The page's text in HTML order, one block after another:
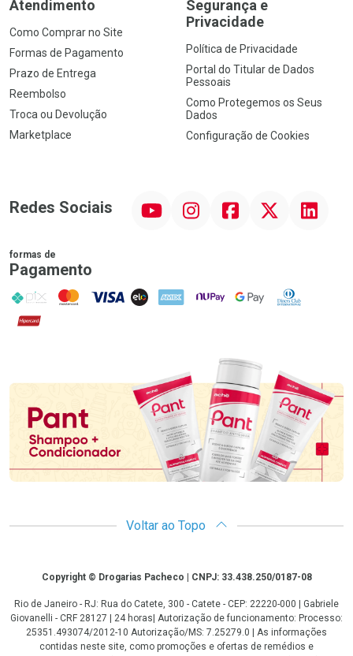
Atendimento
Como Comprar no Site
Formas de Pagamento
Prazo de Entrega
Reembolso
Troca ou Devolução
Marketplace
Segurança e
Privacidade
Política de Privacidade
Portal do Titular de Dados
Pessoais
Como Protegemos os Seus
Dados
Configuração de Cookies
Redes Sociais InstagramFacebook Linkedin
formas de
Pagamento
PIX MasterCard
VISA ELO AMEX NuPay Google PayDiners Club
Hipercard
Promoção em Destaque
Voltar ao Topo
CopyrightCopyright © Drogarias Pacheco | CNPJ: 33.438.250/0187-08
Rio de Janeiro - RJ: Rua do Catete, 300 - Catete - CEP: 22220-000 | Gabriele
Giovanelli - CRF 28127 | 24 horas| Autorização de funcionamento: Processo:
25351.493074/2012-10 Autorização/MS: 7.25279.0 | As informações
contidas neste site, como promoções e ofertas de remédios e